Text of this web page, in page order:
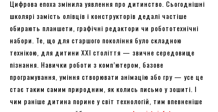
Цифрова епоха змінила уявлення про дитинство. Сьогоднішні
школярі замість олівців і конструкторів дедалі частіше
обирають планшети, графічні редактори чи робототехнічні
набори. Те, що для старшого покоління було складною
технікою, для дитини XXI століття — звичне середовище
пізнання. Навички роботи з комп’ютером, базове
програмування, уміння створювати анімацію або гру — усе це
стає таким самим природним, як колись письмо у зошиті. І
чим раніше дитина порине у світ технологій, тим впевненіше